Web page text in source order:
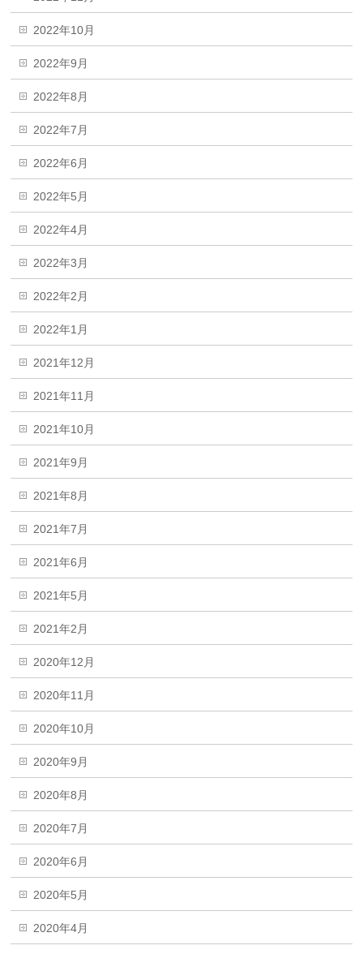
2022年10月
2022年9月
2022年8月
2022年7月
2022年6月
2022年5月
2022年4月
2022年3月
2022年2月
2022年1月
2021年12月
2021年11月
2021年10月
2021年9月
2021年8月
2021年7月
2021年6月
2021年5月
2021年2月
2020年12月
2020年11月
2020年10月
2020年9月
2020年8月
2020年7月
2020年6月
2020年5月
2020年4月